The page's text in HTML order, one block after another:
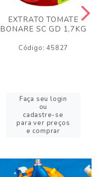
EXTRATO TOMATE
BONARE SC GD 1,7KG
Código: 45827
Faça seu login
ou
cadastre-se
para ver preços
e comprar